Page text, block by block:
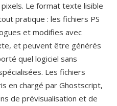
Le format texte lisible
pratique : les fichiers PS
et modifies avec
et peuvent être générés
quel logiciel sans
Les fichiers
en chargé par Ghostscript,
de prévisualisation et de